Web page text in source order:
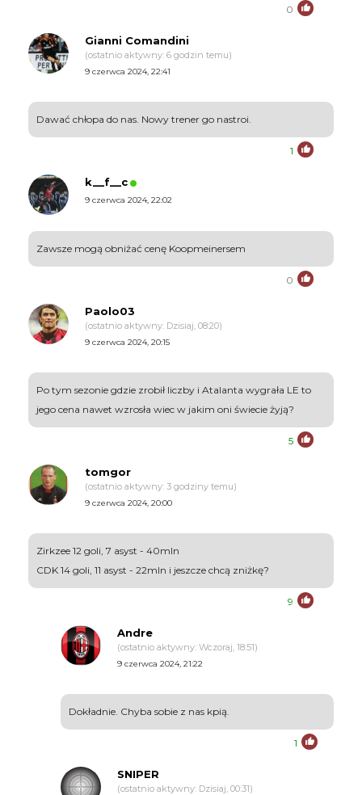
0
Gianni Comandini
(ostatnio aktywny: 6 godzin temu)
9 czerwca 2024, 22:41
Dawać chłopa do nas. Nowy trener go nastroi.
1
k__f__c
9 czerwca 2024, 22:02
Zawsze mogą obniżać cenę Koopmeinersem
0
Paolo03
(ostatnio aktywny: Dzisiaj, 08:20)
9 czerwca 2024, 20:15
Po tym sezonie gdzie zrobił liczby i Atalanta wygrała LE to
jego cena nawet wzrosła wiec w jakim oni świecie żyją?
5
tomgor
(ostatnio aktywny: 3 godziny temu)
9 czerwca 2024, 20:00
Zirkzee 12 goli, 7 asyst - 40mln
CDK 14 goli, 11 asyst - 22mln i jeszcze chcą zniżkę?
9
Andre
(ostatnio aktywny: Wczoraj, 18:51)
9 czerwca 2024, 21:22
Dokładnie. Chyba sobie z nas kpią.
1
SNIPER
(ostatnio aktywny: Dzisiaj, 00:31)